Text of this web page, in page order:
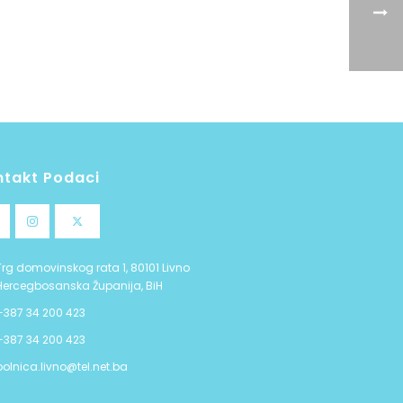
Podaci
domovinskog rata 1, 80101 Livno
Županija, BiH
34 200 423
34 200 423